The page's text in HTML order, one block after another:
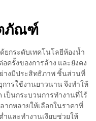
ภัณฑ์
ยกระดับเทคโนโลยีห้องน้ำ
ครั้งของการล้าง และยังคง
างมีประสิทธิภาพ ชิ้นส่วนที่
ารใช้งานยาวนาน จึงทำให้
ป็นกระบวนการทำงานที่ไร้
ากหลายให้เลือกในราคาที่
และทำงานเงียบช่วยให้